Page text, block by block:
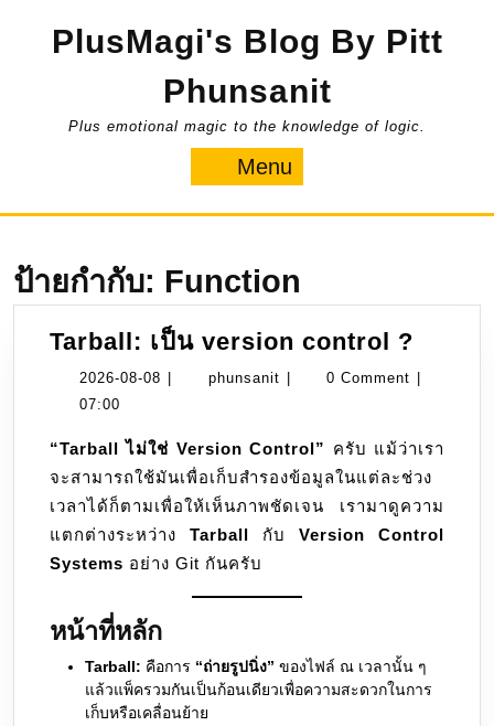
PlusMagi's Blog By Pitt
Phunsanit
Plus emotional magic to the knowledge of logic.
Menu
ป้ายกำกับ: Function
Tarball: เป็น version control ?
เป็น
?
2026-08-08 2026- phunsanit phunsanit0 Comment
07:00
“Tarball ไม่ใช่ Version Control” ครับ แม้ว่าเรา
จะสามารถใช้มันเพื่อเก็บสำรองข้อมูลในแต่ละช่วง
เวลาได้ก็ตามเพื่อให้เห็นภาพชัดเจน เรามาดูความ
แตกต่างระหว่าง Tarball กับ Version Control
Systems อย่าง Git กันครับ
หน้าที่หลัก
Tarball: คือการ “ถ่ายรูปนิ่ง” ของไฟล์ ณ เวลานั้น ๆ
แล้วแพ็ครวมกันเป็นก้อนเดียวเพื่อความสะดวกในการ
เก็บหรือเคลื่อนย้าย